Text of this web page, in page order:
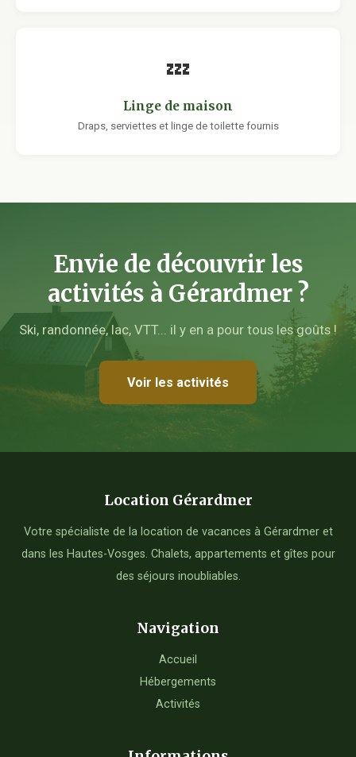
💤
Linge de maison
Draps, serviettes et linge de toilette fournis
Envie de découvrir les
activités à Gérardmer ?
Ski, randonnée, lac, VTT... il y en a pour tous les goûts !
Voir les activités
Location Gérardmer
Votre spécialiste de la location de vacances à Gérardmer et
dans les Hautes-Vosges. Chalets, appartements et gîtes pour
des séjours inoubliables.
Navigation
Accueil
Hébergements
Activités